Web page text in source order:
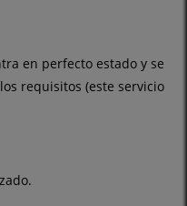
en perfecto estado y se
requisitos (este servicio